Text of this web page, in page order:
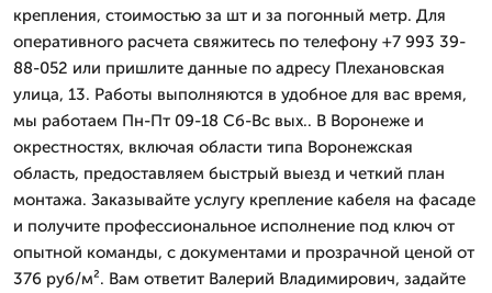
крепления, стоимостью за шт и за погонный метр. Для
оперативного расчета свяжитесь по телефону +7 993 39-
88-052 или пришлите данные по адресу Плехановская
улица, 13. Работы выполняются в удобное для вас время,
мы работаем Пн-Пт 09-18 Сб-Вс вых.. В Воронеже и
окрестностях, включая области типа Воронежская
область, предоставляем быстрый выезд и четкий план
монтажа. Заказывайте услугу крепление кабеля на фасаде
и получите профессиональное исполнение под ключ от
опытной команды, с документами и прозрачной ценой от
376 руб/м². Вам ответит Валерий Владимирович, задайте